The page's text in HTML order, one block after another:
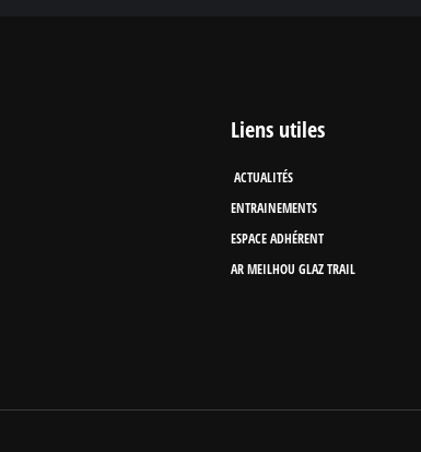
Liens utiles
ACTUALITÉS
ENTRAINEMENTS
ESPACE ADHÉRENT
AR MEILHOU GLAZ TRAIL